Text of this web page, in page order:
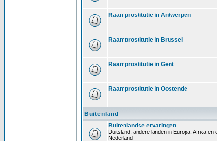
Raamprostitutie in Antwerpen
Raamprostitutie in Brussel
Raamprostitutie in Gent
Raamprostitutie in Oostende
Buitenland
Buitenlandse ervaringen
Duitsland, andere landen in Europa, Afrika
Nederland